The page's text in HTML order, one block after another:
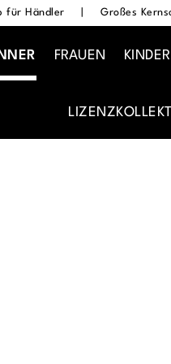
für Händler Großes
FRAUEN KINDER